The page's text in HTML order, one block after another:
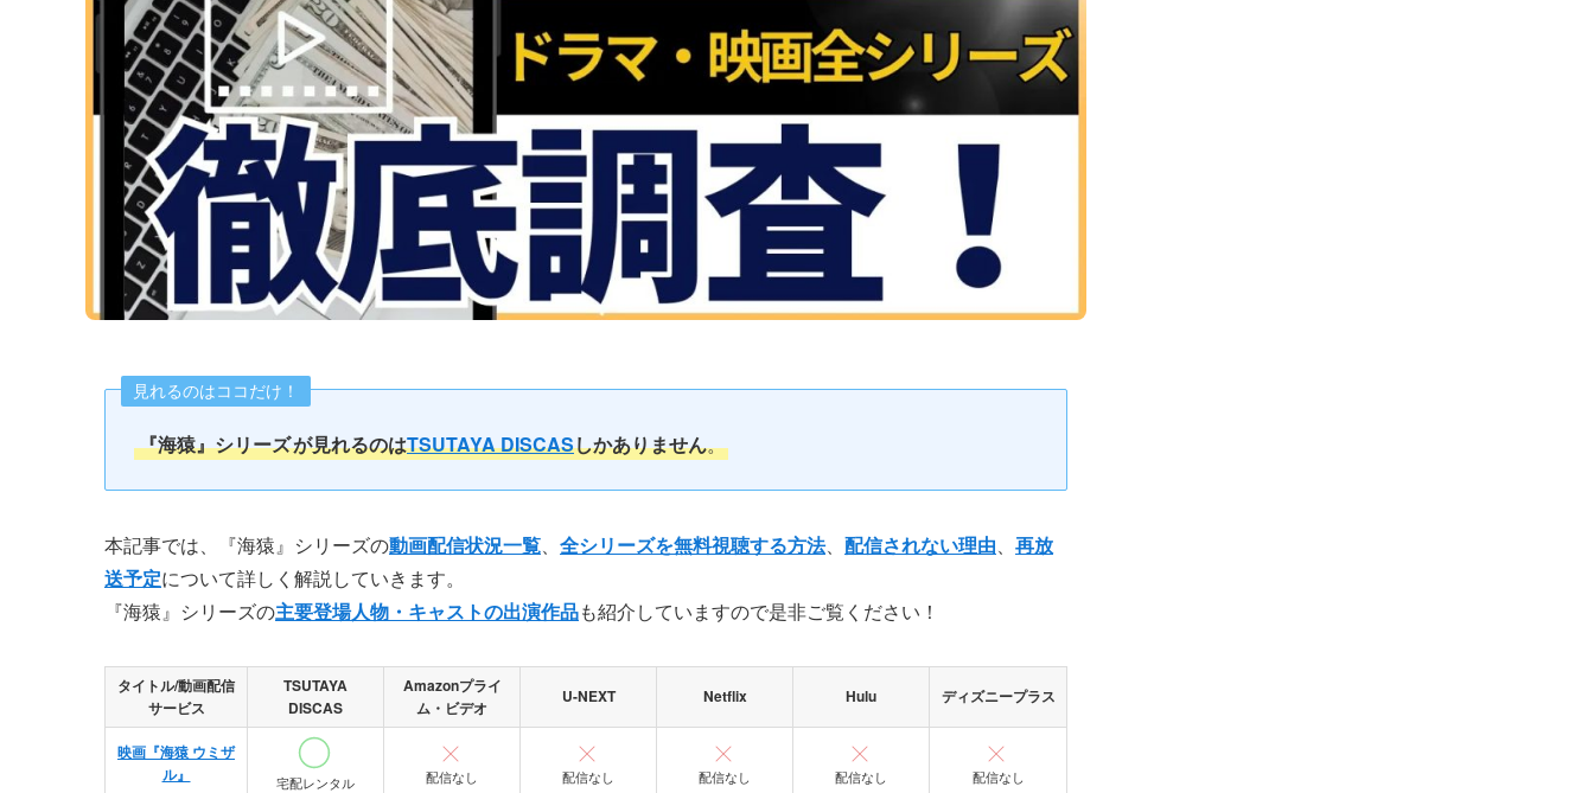
見れるのはココだけ！
『海猿』シリーズが見れるのはTSUTAYA DISCASしかありません。
本記事では、『海猿』シリーズの動画配信状況一覧、 全シリーズを無料視聴する方法、 配信されない理由、 再放
送予定について詳しく解説していきます。
『海猿』シリーズの主要登場人物・キャストの出演作品も紹介していますので是非ご覧ください！
タイトル/動画配信
サービス
TSUTAYA
DISCAS
Amazonプライ
ム・ビデオ
U-NEXT Netflix Hulu ディズニープラス
映画『海猿 ウミザ
ル』
宅配レンタル 配信なし 配信なし 配信なし 配信なし 配信なし